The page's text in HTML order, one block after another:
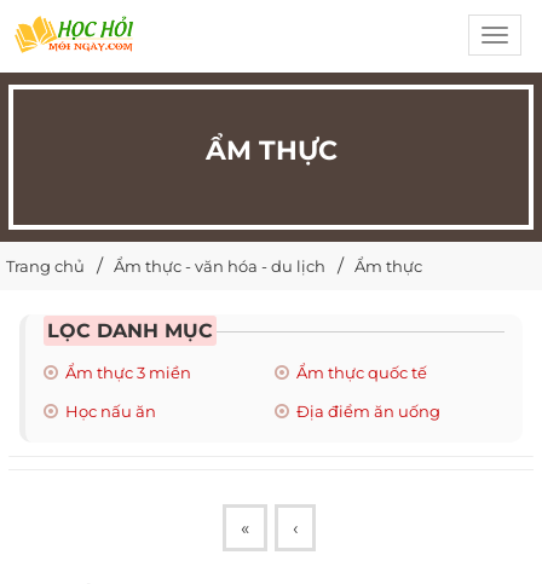
ẨM THỰC
Trang chủ Ẩm thực - văn hóa - du lịch Ẩm thực
LỌC DANH MỤC
Ẩm thực 3 miền
Ẩm thực quốc tế
Học nấu ăn
Địa điểm ăn uống
« ‹